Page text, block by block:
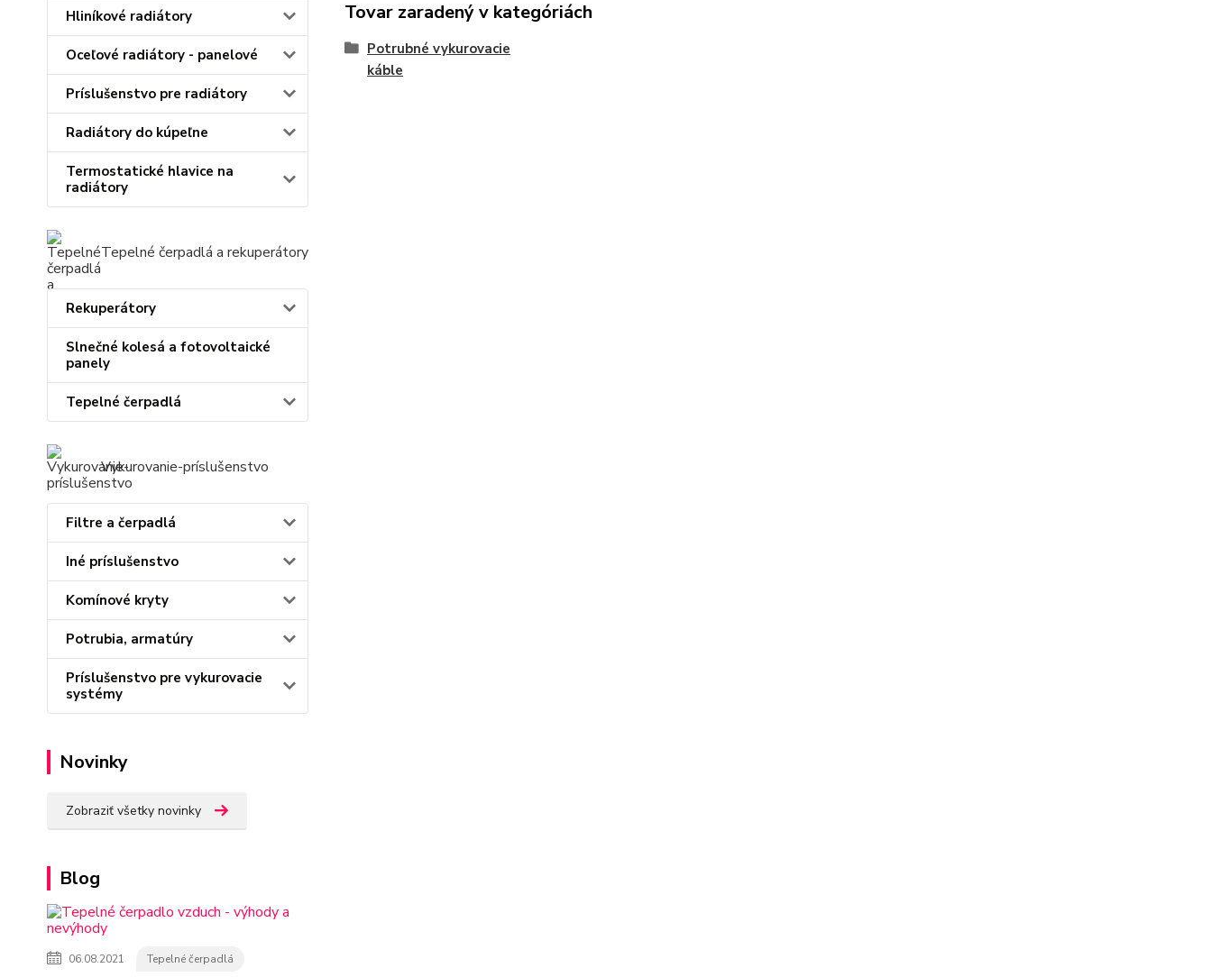
Hliníkové radiátory
Oceľové radiátory - panelové
Príslušenstvo pre radiátory
Radiátory do kúpeľne
Termostatické hlavice na
radiátory
Tepelné čerpadlá a rekuperátory
Rekuperátory
Slnečné kolesá a fotovoltaické
panely
Tepelné čerpadlá
Vykurovanie-príslušenstvo
Filtre a čerpadlá
Iné príslušenstvo
Komínové kryty
Potrubia, armatúry
Príslušenstvo pre vykurovacie
systémy
Novinky
Zobraziť všetky novinky
Blog
06.08.2021 Tepelné čerpadlá
Tovar zaradený v kategóriách
Potrubné vykurovacie
káble